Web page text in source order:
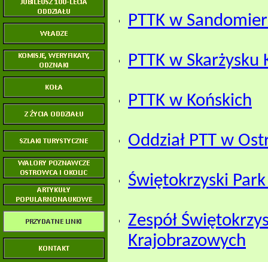
PTTK w
PTTK w Skarżysku
PTTK w Końskich
Oddział PTT w
Świętokrzyski
Zespół
Krajobrazowych